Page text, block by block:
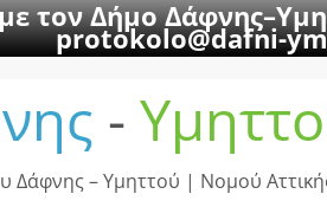
τον Δήμο
protokolo@dafni-
-
Δάφνης – Υμηττού | Νομού